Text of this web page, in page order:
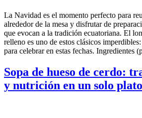
La Navidad es el momento perfecto para
alrededor de la mesa y disfrutar de
que evocan a la tradición ecuatoriana. El
relleno es uno de estos clásicos
para celebrar en estas fechas. Ingredientes
Sopa de hueso de cerdo:
y nutrición en un solo plato